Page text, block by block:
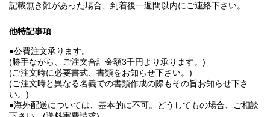
記載無き難があった場合、到着後一週間以内にご連絡下さい。
他特記事項
●公費注文承ります。
(勝手ながら、ご注文合計金額3千円より承ります。)
(ご注文時に必要書式、書類をお知らせ下さい。)
(ご注文時と異なる名義での書類作成の際もその旨お知らせ下さ
い。)
●海外配送については、基本的に不可。どうしてもの場合、ご相談